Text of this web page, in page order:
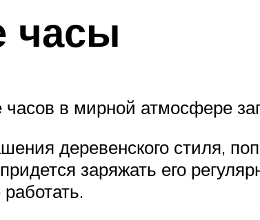
часы
в мирной атмосфере
деревенского стиля,
заряжать его